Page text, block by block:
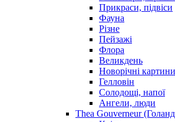
Прикраси, підвіси
Фауна
Різне
Пейзажі
Флора
Великдень
Новорічні картини
Гелловін
Солодощі, напої
Ангели, люди
Thea Gouverneur